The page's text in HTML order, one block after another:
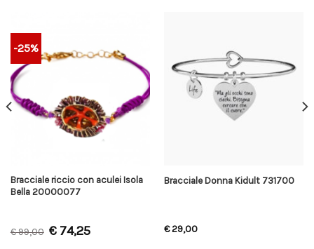
-25%
Bracciale riccio con aculei Isola
Bella 20000077
€99,00 €74,25
Bracciale Donna Kidult 731700
€29,00